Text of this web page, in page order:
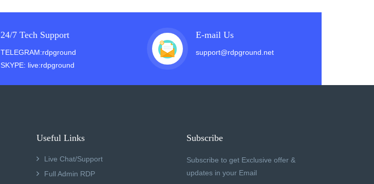
24/7 Tech Support
TELEGRAM:rdpground
SKYPE: live:rdpground
E-mail Us
support@rdpground.net
Useful Links
Live Chat/Support
Full Admin RDP
Subscribe
Subscribe to get Exclusive offer &
updates in your Email